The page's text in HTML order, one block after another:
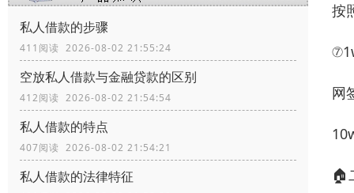
私人借款的步骤
411阅读 2026-08-02 21:55:24
空放私人借款与金融贷款的区别
412阅读 2026-08-02 21:54:54
私人借款的特点
407阅读 2026-08-02 21:54:21
私人借款的法律特征
按
网
🏠